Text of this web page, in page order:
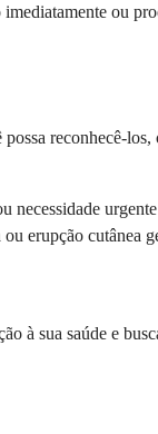
ou
reconhecê-
necessidade
erupção cutânea
à sua saúde e